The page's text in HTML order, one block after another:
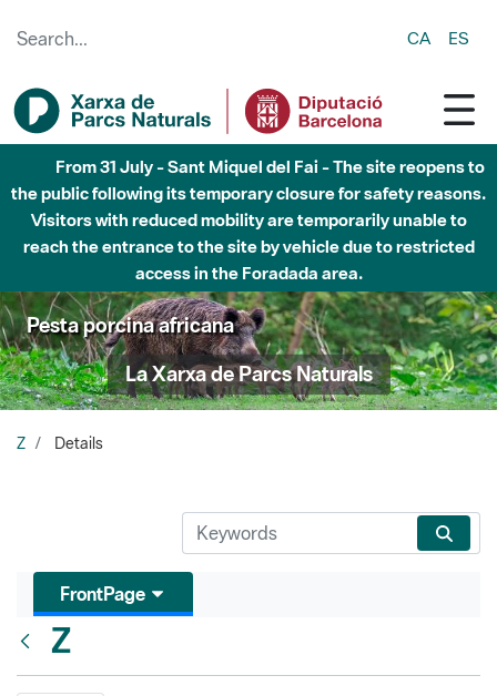
CA ES
From 31 July - Sant Miquel del Fai - The site reopens to
the public following its temporary closure for safety reasons.
Visitors with reduced mobility are temporarily unable to
reach the entrance to the site by vehicle due to restricted
access in the Foradada area.
Pesta porcina africana
La Xarxa de Parcs Naturals
Z Details
FrontPage
Z